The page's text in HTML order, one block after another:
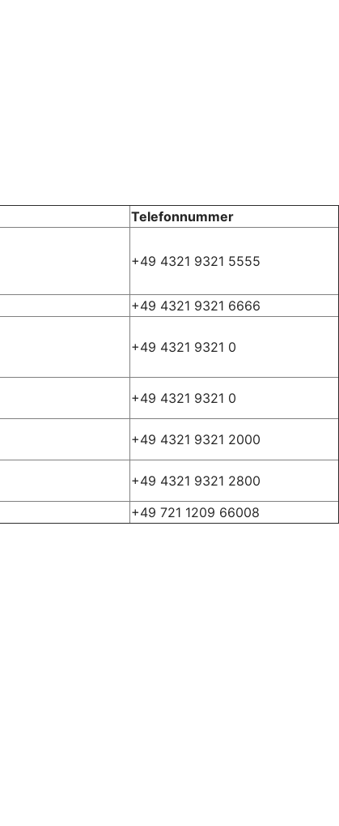
Telefonnummer
+49 4321 9321 5555
+49 4321 9321 6666
+49 4321 9321 0
+49 4321 9321 0
+49 4321 9321 2000
+49 4321 9321 2800
+49 721 1209 66008